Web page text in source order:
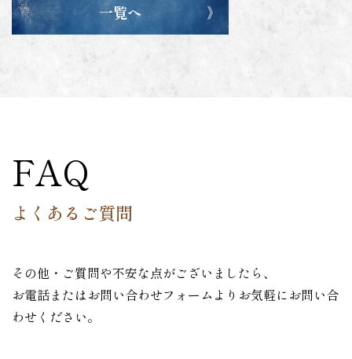
一覧へ
FAQ
よくあるご質問
その他・ご質問や不安な点がございましたら、
お電話またはお問い合わせフォームよりお気軽にお問い合
わせください。